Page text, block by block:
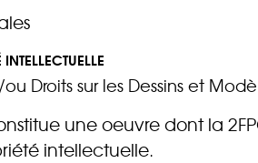
Droits sur les Dessins et
une oeuvre dont la
intellectuelle.